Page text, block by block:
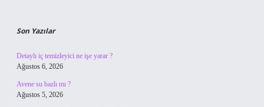
Son Yazılar
Detaylı iç temizleyici ne işe yarar ?
Ağustos 6, 2026
Avene su bazlı mı ?
Ağustos 5, 2026